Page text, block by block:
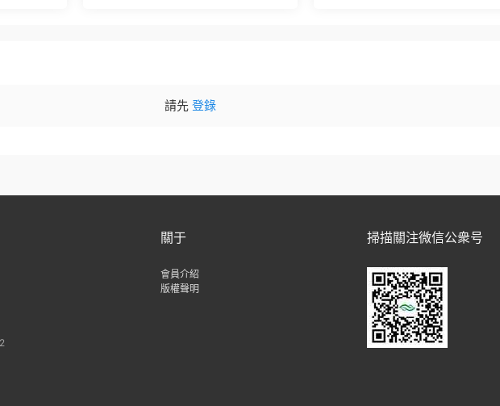
請先 登錄
關于
會員介紹
版權聲明
掃描關注微信公衆号